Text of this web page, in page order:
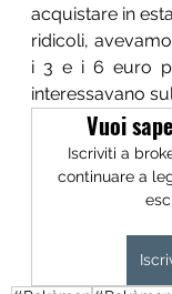
acquistare in
ridicoli,
i 3 e i 6 euro
interessavano
Vuoi
Iscriviti a
continuare a